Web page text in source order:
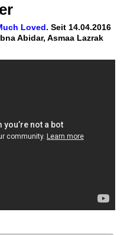
Loved. Seit 14.04.2016
Abidar, Asmaa Lazrak